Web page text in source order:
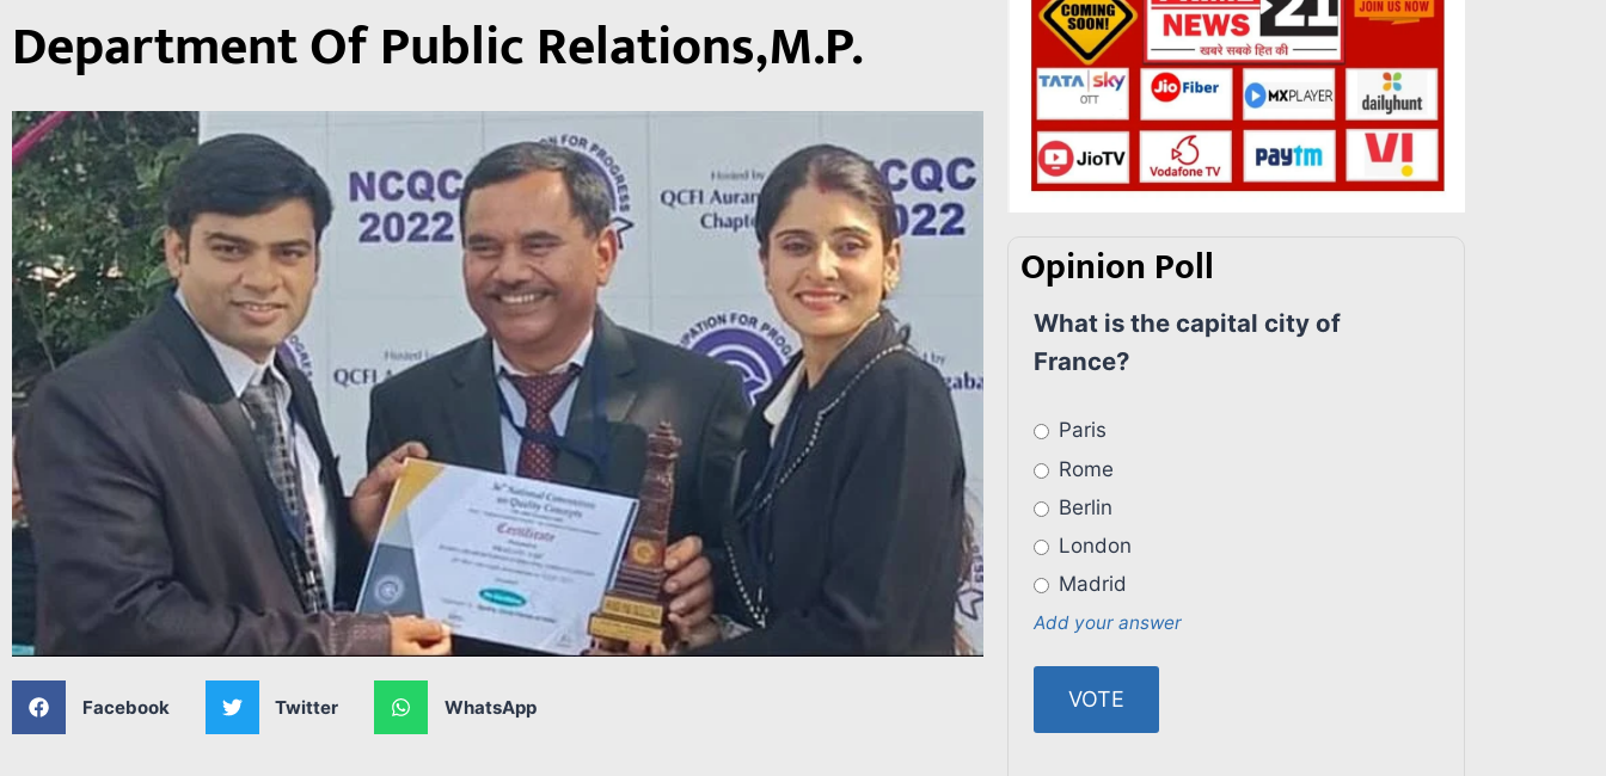
Department Of Public Relations,M.P.
Facebook Twitter WhatsApp
Opinion Poll
What is the capital city of
France?
Paris
Rome
Berlin
London
Madrid
Add your answer